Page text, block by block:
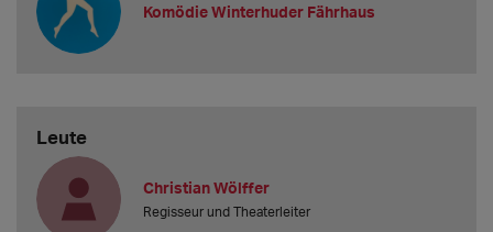
Komödie Winterhuder Fährhaus
Leute
Christian Wölffer
Regisseur und Theaterleiter